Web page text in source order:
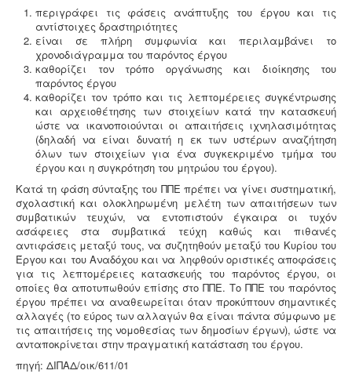
Ερωτηματολόγιο ΕΟΦ για καλλυντικά - .
σχεδιασμός και η λειτουργία ενός εργαστηρίου ή
βιομηχανίας καλλυντικών υπάγεται στο πρότυπο GMP
Καλής Παρασκευαστικής Πρακτικής και ρυθμίζεται από
τον Ευρωπαϊκό Κανονισμό 1223/2009.
Συλλογή και μεταφορά λιπαντικών - ορυκτέλαιων
δραστηριότητα συλλογής και μεταφοράς επικίνδυνων
χρησιμοποιημένων ορυκτέλαιων - λιπαντικών ασκείται
μετά από την έκδοση άδειας επικινδύνων. Η άδεια
εκδίδεται μετά από την έγκριση της σχετικής
περιβαλλοντικής μελέτης οργάνωσης του δικτύου
συλλογής και μεταφοράς και της ασφάλισης
περιβαλλοντικής ευθύνης.
περιγράφει τις φάσεις ανάπτυξης του έργου και τις
αντίστοιχες δραστηριότητες
είναι σε πλήρη συμφωνία και περιλαμβάνει το
χρονοδιάγραμμα του παρόντος έργου
καθορίζει τον τρόπο οργάνωσης και διοίκησης του
παρόντος έργου
καθορίζει τον τρόπο και τις λεπτομέρειες συγκέντρωσης
και αρχειοθέτησης των στοιχείων κατά την κατασκευή
ώστε να ικανοποιούνται οι απαιτήσεις ιχνηλασιμότητας
(δηλαδή να είναι δυνατή η εκ των υστέρων αναζήτηση
όλων των στοιχείων για ένα συγκεκριμένο τμήμα του
έργου και η συγκρότηση του μητρώου του έργου).
Κατά τη φάση σύνταξης του ΠΠΕ πρέπει να γίνει συστηματική,
σχολαστική και ολοκληρωμένη μελέτη των απαιτήσεων των
συμβατικών τευχών, να εντοπιστούν έγκαιρα οι τυχόν
ασάφειες στα συμβατικά τεύχη καθώς και πιθανές
αντιφάσεις μεταξύ τους, να συζητηθούν μεταξύ του Κυρίου του
Έργου και του Αναδόχου και να ληφθούν οριστικές αποφάσεις
για τις λεπτομέρειες κατασκευής του παρόντος έργου, οι
οποίες θα αποτυπωθούν επίσης στο ΠΠΕ. Το ΠΠΕ του παρόντος
έργου πρέπει να αναθεωρείται όταν προκύπτουν σημαντικές
αλλαγές (το εύρος των αλλαγών θα είναι πάντα σύμφωνο με
τις απαιτήσεις της νομοθεσίας των δημοσίων έργων), ώστε να
ανταποκρίνεται στην πραγματική κατάσταση του έργου.
πηγή: ΔΙΠΑΔ/οικ/611/01